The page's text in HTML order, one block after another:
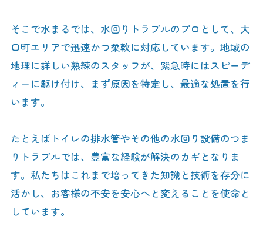
そこで水まるでは、水回りトラブルのプロとして、大
口町エリアで迅速かつ柔軟に対応しています。地域の
地理に詳しい熟練のスタッフが、緊急時にはスピーデ
ィーに駆け付け、まず原因を特定し、最適な処置を行
います。
たとえばトイレの排水管やその他の水回り設備のつま
りトラブルでは、豊富な経験が解決のカギとなりま
す。私たちはこれまで培ってきた知識と技術を存分に
活かし、お客様の不安を安心へと変えることを使命と
しています。